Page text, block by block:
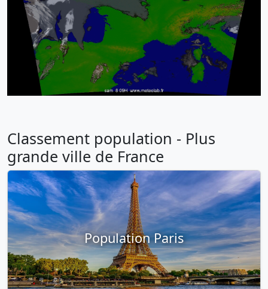
Classement population - Plus
grande ville de France
Population Paris